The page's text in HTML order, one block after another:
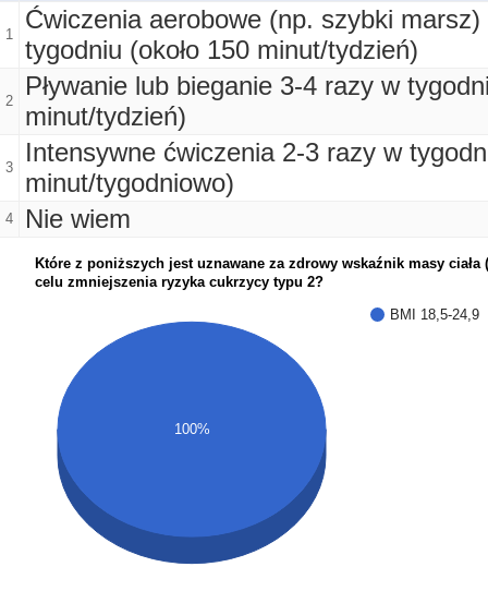
1
Ćwiczenia aerobowe (np. szybki
tygodniu (około 150 minut/tydzień)
2
Pływanie lub bieganie 3-4 razy w
minut/tydzień)
3
Intensywne ćwiczenia 2-3 razy w
minut/tygodniowo)
4 Nie wiem
Które z poniższych jest uznawane za zdrowy wskaźnik masy ciała
celu zmniejszenia ryzyka cukrzycy typu 2?
BMI 18,5-24,9
100%